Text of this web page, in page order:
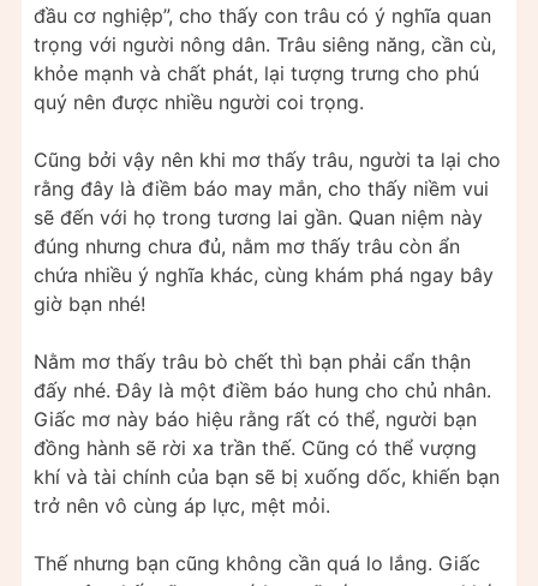
đầu cơ nghiệp”, cho thấy con trâu có ý nghĩa quan
trọng với người nông dân. Trâu siêng năng, cần cù,
khỏe mạnh và chất phát, lại tượng trưng cho phú
quý nên được nhiều người coi trọng.
Cũng bởi vậy nên khi mơ thấy trâu, người ta lại cho
rằng đây là điềm báo may mắn, cho thấy niềm vui
sẽ đến với họ trong tương lai gần. Quan niệm này
đúng nhưng chưa đủ, nằm mơ thấy trâu còn ẩn
chứa nhiều ý nghĩa khác, cùng khám phá ngay bây
giờ bạn nhé!
Nằm mơ thấy trâu bò chết thì bạn phải cẩn thận
đấy nhé. Đây là một điềm báo hung cho chủ nhân.
Giấc mơ này báo hiệu rằng rất có thể, người bạn
đồng hành sẽ rời xa trần thế. Cũng có thể vượng
khí và tài chính của bạn sẽ bị xuống dốc, khiến bạn
trở nên vô cùng áp lực, mệt mỏi.
Thế nhưng bạn cũng không cần quá lo lắng. Giấc